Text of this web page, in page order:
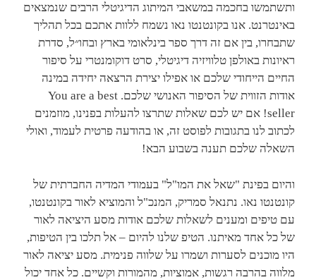
ותשתמשו בחכמה במשאבי המיתוג הדיגיטלי הרבים שנמצאים
באינטרנט. אנו בקונטנטו נאו נשמח ללוות אתכם בכל תהליך
שתבחרו, בין אם זה דרך ספר בינלאומי בארץ ובחו״ל, סדרת
ראיונות באולפן טלוויזיה דיגיטלי, סרט דוקומנטרי על סיפור
החיים הייחודי שלכם או אפילו יצירת הרצאה יחידה במינה
אודות הזווית של הסיפור האנושי שלכם. You are a best
seller! אם יש לכם שאלות שתרצו להעלות בפנינו, מוזמנים
לכתוב לנו בתגובות לפוסט זה, או בהודעה פרטית לעמוד, ואולי
השאלה שלכם תענה בשבוע הבא!
והיום בפינת "שאל את המו"ל" בעמודי המדיה החברתית של
קונטנטו נאו. נתנאל סמריק, המנכ"ל והמוציא לאור בקונטנטו,
עם טיפים ומענים לשאלות שלכם אודות מסע היציאה לאור
של כל אחד מאיתנו. הטיפ שלנו להיום – אל תלכו בין הטיפות,
היו מוכנים לסערות ושמרו על שלווה פנימית. מסע יציאה לאור
מלווה בהרבה רגשות, אמוציות, מהמורות וקשיים. כל אחד יכול